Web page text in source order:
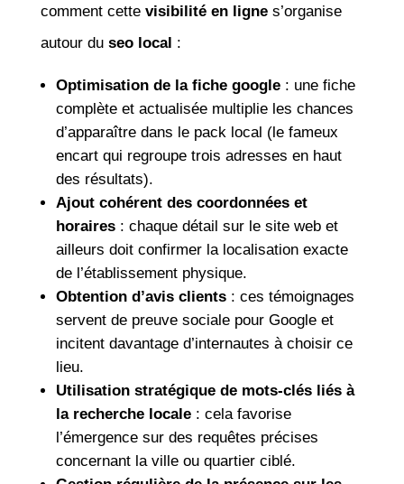
comment cette visibilité en lignes’organise
autour du seo local :
Optimisation de la fiche google: une fiche
complète et actualisée multiplie les chances
d’apparaître dans le pack local (le fameux
encart qui regroupe trois adresses en haut
des résultats).
Ajout cohérent des coordonnées et
horaires: chaque détail sur le site web et
ailleurs doit confirmer la localisation exacte
de l’établissement physique.
Obtention d’avis clients: ces témoignages
servent de preuve sociale pour Google et
incitent davantage d’internautes à choisir ce
lieu.
Utilisation stratégique de mots-clés liés à
la recherche locale: cela favorise
l’émergence sur des requêtes précises
concernant la ville ou quartier ciblé.